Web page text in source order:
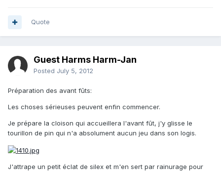
Quote
Guest Harms Harm-Jan
Posted July 5, 2012
Préparation des avant fûts:
Les choses sérieuses peuvent enfin commencer.
Je prépare la cloison qui accueillera l'avant fût, j'y glisse le
tourillon de pin qui n'a absolument aucun jeu dans son logis.
J'attrape un petit éclat de silex et m'en sert par rainurage pour